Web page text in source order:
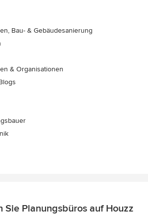
Bau- & Gebäudesanierung
& Organisationen
Sie Planungsbüros auf Houzz